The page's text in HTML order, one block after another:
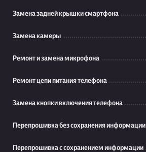
Замена задней крышки смартфона
Замена камеры
Ремонт и замена микрофона
Ремонт цепи питания телефона
Замена кнопки включения телефона
Перепрошивка без сохранения информации
Перепрошивка с сохранением информации